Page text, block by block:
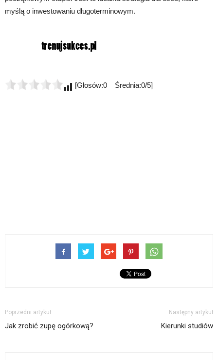
myślą o inwestowaniu długoterminowym.
[Głosów:0 Średnia:0/5]
Poprzedni artykuł
Jak zrobić zupę ogórkową?
Następny artykuł
Kierunki studiów